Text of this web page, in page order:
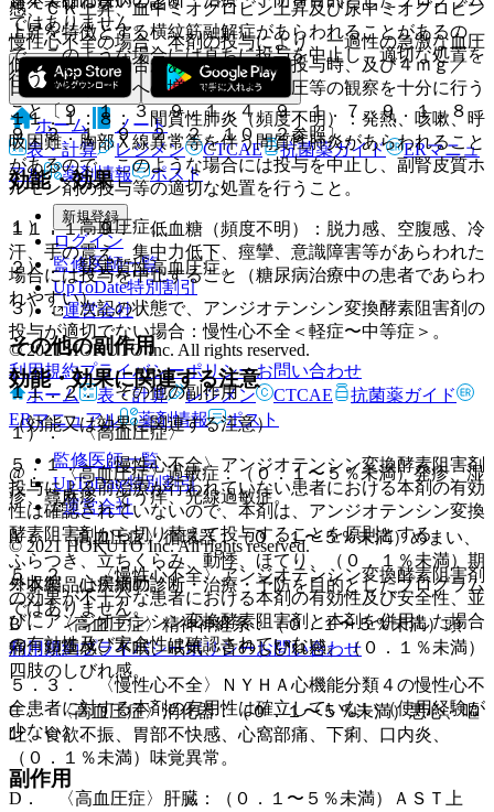
感、ＣＫ上昇、血中ミオグロビン上昇及び尿中ミオグロビン
上昇を特徴とする横紋筋融解症があらわれることがあるの
で、このような場合には直ちに投与を中止し、適切な処置を
行うこと。
１１．１．８． 間質性肺炎（頻度不明）：発熱、咳嗽、呼
吸困難、胸部Ｘ線異常等を伴う間質性肺炎があらわれること
があるので、このような場合には投与を中止し、副腎皮質ホ
ルモン剤の投与等の適切な処置を行うこと。
１１．１．９． 低血糖（頻度不明）：脱力感、空腹感、冷
汗、手の震え、集中力低下、痙攣、意識障害等があらわれた
場合には投与を中止すること（糖尿病治療中の患者であらわ
れやすい）。
その他の副作用
１１．２． その他の副作用
１）． 〈高血圧症〉
@． 〈高血圧症〉過敏症：（０．１〜５％未満）発疹、湿
疹、蕁麻疹、そう痒、光線過敏症。
A． 〈高血圧症〉循環器：（０．１〜５％未満）めまい、
ふらつき、立ちくらみ、動悸、ほてり、（０．１％未満）期
外収縮、心房細動。
B． 〈高血圧症〉精神神経系：（０．１〜５％未満）頭
痛、頭重感、不眠、眠気、舌のしびれ感、（０．１％未満）
四肢のしびれ感。
C． 〈高血圧症〉消化器：（０．１〜５％未満）悪心、嘔
吐、食欲不振、胃部不快感、心窩部痛、下痢、口内炎、
（０．１％未満）味覚異常。
D． 〈高血圧症〉肝臓：（０．１〜５％未満）ＡＳＴ上
慢性心不全の場合、本剤の投与により、一過性の急激な血圧
低下を起こす場合があるので、初回投与時、及び４ｍｇ／
日、８ｍｇ／日への増量時には、血圧等の観察を十分に行う
こと〔９．１．３、９．１．４、９．１．７、９．１．８、
９．２．１、９．２．２、１０．２参照〕。
効能・効果
１）． 高血圧症。
２）． 腎実質性高血圧症。
３）． 次記の状態で、アンジオテンシン変換酵素阻害剤の
投与が適切でない場合：慢性心不全＜軽症〜中等症＞。
効能・効果に関連する注意
（効能又は効果に関連する注意）
５．１． 〈慢性心不全〉アンジオテンシン変換酵素阻害剤
投与による前治療が行われていない患者における本剤の有効
性は確認されていないので、本剤は、アンジオテンシン変換
酵素阻害剤から切り替えて投与することを原則とする。
５．２． 〈慢性心不全〉アンジオテンシン変換酵素阻害剤
の効果が不十分な患者における本剤の有効性及び安全性、並
びにアンジオテンシン変換酵素阻害剤と本剤を併用した場合
の有効性及び安全性は確認されていない。
５．３． 〈慢性心不全〉ＮＹＨＡ心機能分類４の慢性心不
全患者に対する本剤の有用性は確立していない（使用経験が
少ない）。
副作用
ではありません。
ホーム
ノート
表・計算
レジメン CTCAE 抗菌薬ガイド
ERマニュ
アル
薬剤情報 ポスト
新規登録
ログイン
監修医師一覧
UpToDate特別割引
運営会社
© 2021 HOKUTO Inc. All rights reserved.
利用規約プライバシーポリシーお問い合わせ
ホーム
表・計算 レジメン CTCAE
抗菌薬ガイド
ERマニュアル
薬剤情報 ポスト
監修医師一覧
UpToDate特別割引
運営会社
© 2021 HOKUTO Inc. All rights reserved.
※本製品は疾病の診断・治療・予防を目的としたプログラム
ではありません。
利用規約プライバシーポリシーお問い合わせ